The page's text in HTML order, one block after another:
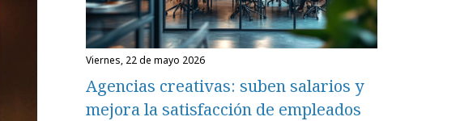
viernes, 22 de mayo 2026
Agencias creativas: suben salarios y
mejora la satisfacción de empleados